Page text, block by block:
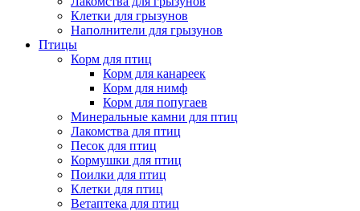
Клетки для грызунов
Наполнители для грызунов
Птицы
Корм для птиц
Корм для канареек
Корм для нимф
Корм для попугаев
Минеральные камни для птиц
Лакомства для птиц
Песок для птиц
Кормушки для птиц
Поилки для птиц
Клетки для птиц
Ветаптека для птиц